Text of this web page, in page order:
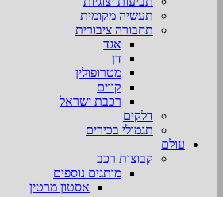
תעשיה מקומית
תחבורה ציבורית
אגד
דן
מטרופולין
קווים
רכבת ישראל
דלקים
תגמולי בכירים
עולם
קבוצות רכב
מותגים נוספים
אסטון מרטין